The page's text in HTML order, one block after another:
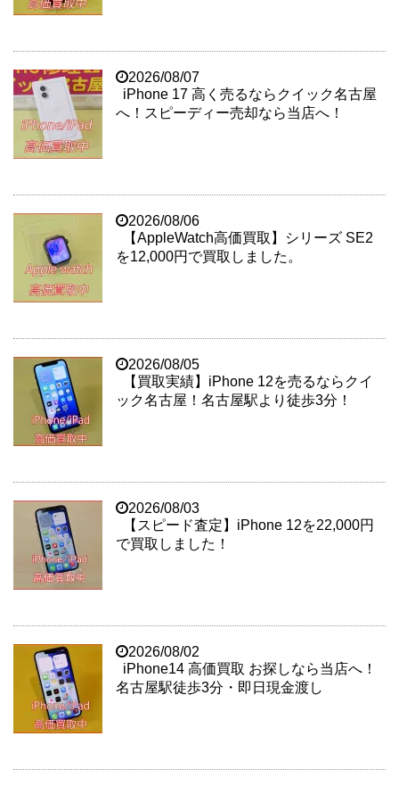
2026/08/07
iPhone 17 高く売るならクイック名古屋
へ！スピーディー売却なら当店へ！
2026/08/06
【AppleWatch高価買取】シリーズ SE2
を12,000円で買取しました。
2026/08/05
【買取実績】iPhone 12を売るならクイ
ック名古屋！名古屋駅より徒歩3分！
2026/08/03
【スピード査定】iPhone 12を22,000円
で買取しました！
2026/08/02
iPhone14 高価買取 お探しなら当店へ！
名古屋駅徒歩3分・即日現金渡し